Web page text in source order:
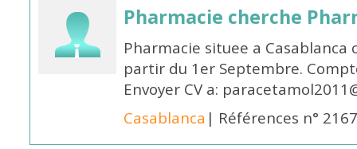
Pharmacie cherche
Pharmacie situee a
partir du 1er Septembre.
Envoyer CV a:
Casablanca | Références n°